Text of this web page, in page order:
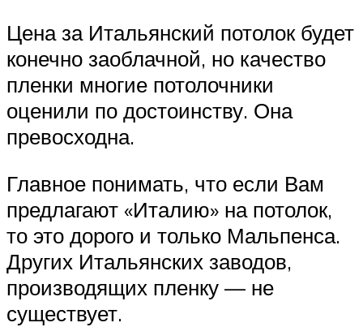
Цена за Итальянский потолок будет
конечно заоблачной, но качество
пленки многие потолочники
оценили по достоинству. Она
превосходна.
Главное понимать, что если Вам
предлагают «Италию» на потолок,
то это дорого и только Мальпенса.
Других Итальянских заводов,
производящих пленку — не
существует.